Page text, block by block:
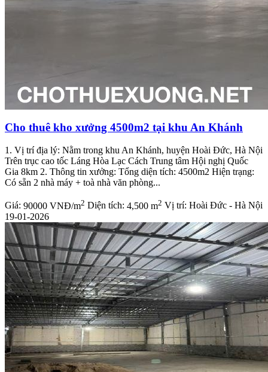
Cho thuê kho xưởng 4500m2 tại khu An Khánh
1. Vị trí địa lý: Nằm trong khu An Khánh, huyện Hoài Đức, Hà Nội
Trên trục cao tốc Láng Hòa Lạc Cách Trung tâm Hội nghị Quốc
Gia 8km 2. Thông tin xưởng: Tổng diện tích: 4500m2 Hiện trạng:
Có sẵn 2 nhà máy + toà nhà văn phòng...
Giá: 90000 VNĐ/m2 Diện tích: 4,500 m2 Vị trí: Hoài Đức - Hà Nội
19-01-2026